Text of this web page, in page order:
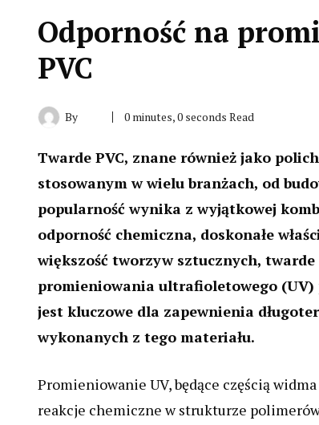
Odporność na
PVC
By 0 minutes, 0 seconds Read
Twarde PVC, znane również jako
stosowanym w wielu branżach, od
popularność wynika z wyjątkowej
odporność chemiczna, doskonałe
większość tworzyw sztucznych,
promieniowania ultrafioletowego (UV)
jest kluczowe dla zapewnienia
wykonanych z tego materiału.
Promieniowanie UV, będące częścią
reakcje chemiczne w strukturze